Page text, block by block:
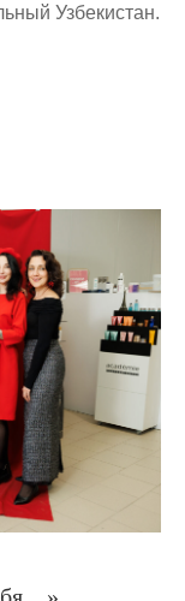
Узбекистан.